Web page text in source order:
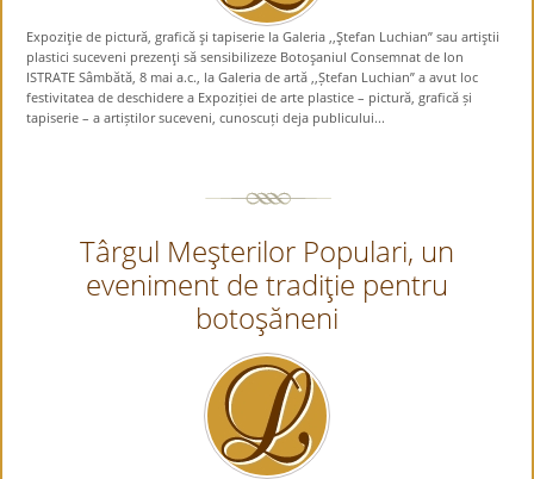
Expoziţie de pictură, grafică şi tapiserie la Galeria ,,Ştefan Luchian” sau artiştii
plastici suceveni prezenţi să sensibilizeze Botoşaniul Consemnat de Ion
ISTRATE Sâmbătă, 8 mai a.c., la Galeria de artă ,,Ștefan Luchian” a avut loc
festivitatea de deschidere a Expoziției de arte plastice – pictură, grafică și
tapiserie – a artiștilor suceveni, cunoscuți deja publicului...
Târgul Meşterilor Populari, un
eveniment de tradiţie pentru
botoşăneni